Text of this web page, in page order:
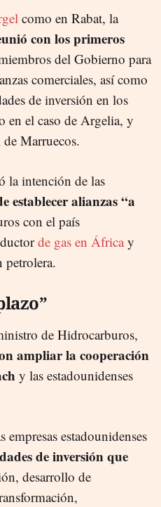
como en Rabat, la
con los primeros
del Gobierno para
comerciales, así como
de inversión en los
en el caso de Argelia, y
Marruecos.
la intención de las
establecer alianzas “a
con el país
de gas en Áfricay
petrolera.
de Hidrocarburos,
ampliar la cooperación
y las estadounidenses
estadounidenses
de inversión que
desarrollo de